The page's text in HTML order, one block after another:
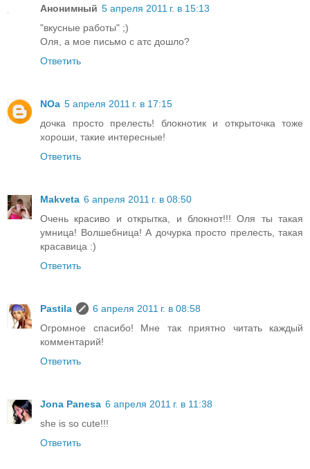
Анонимный 5 апреля 2011 г. в 15:13
"вкусные работы" ;)
Оля, а мое письмо с атс дошло?
Ответить
NOa 5 апреля 2011 г. в 17:15
дочка просто прелесть! блокнотик и открыточка тоже
хороши, такие интересные!
Ответить
Makveta 6 апреля 2011 г. в 08:50
Очень красиво и открытка, и блокнот!!! Оля ты такая
умница! Волшебница! А дочурка просто прелесть, такая
красавица :)
Ответить
Pastila
6 апреля 2011 г. в 08:58
Огромное спасибо! Мне так приятно читать каждый
комментарий!
Ответить
Jona Panesa 6 апреля 2011 г. в 11:38
she is so cute!!!
Ответить